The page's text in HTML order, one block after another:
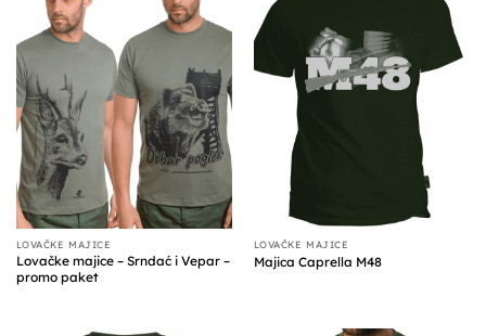
LOVAČKE MAJICE
Lovačke majice – Srndać i Vepar –
promo paket
LOVAČKE MAJICE
Majica Caprella M48